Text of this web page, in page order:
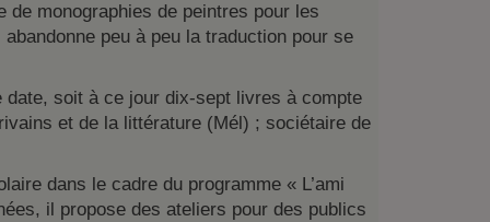
monographies de peintres pour les
peu à peu la traduction pour se
soit à ce jour dix-sept livres à compte
et de la littérature (Mél) ; sociétaire de
dans le cadre du programme « L’ami
il propose des ateliers pour des publics